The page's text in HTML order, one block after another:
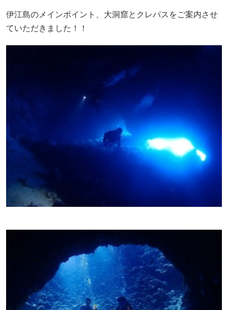
伊江島のメインポイント、大洞窟とクレパスをご案内させ
ていただきました！！